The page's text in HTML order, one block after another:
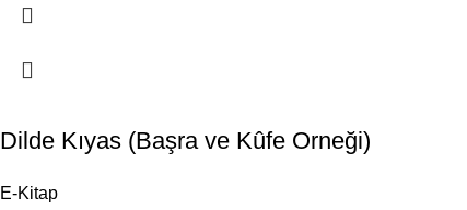
Dilde Kıyas (Başra ve Kûfe Orneği)
E-Kitap